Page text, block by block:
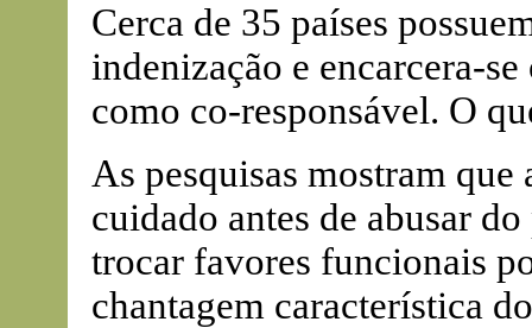
Cerca de 35 países
indenização e encarcera-
como co-responsável. O
As pesquisas mostram que
cuidado antes de abusar
trocar favores funcionais
chantagem característica